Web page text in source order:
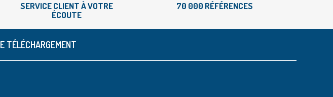
SERVICE CLIENT À VOTRE
ÉCOUTE
70 000 RÉFÉRENCES
TÉLÉCHARGEMENT